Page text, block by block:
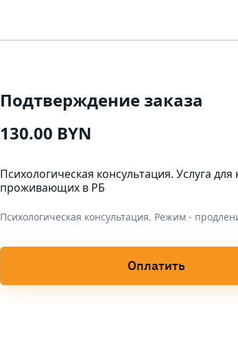
Подтверждение заказа
130.00 BYN
Психологическая консультация. Услуга для
проживающих в РБ
Психологическая консультация. Режим -
Оплатить